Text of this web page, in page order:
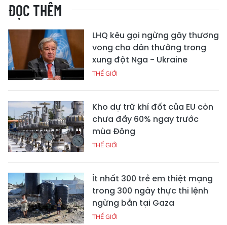
ĐỌC THÊM
LHQ kêu gọi ngừng gây thương
vong cho dân thường trong
xung đột Nga - Ukraine
THẾ GIỚI
Kho dự trữ khí đốt của EU còn
chưa đầy 60% ngay trước
mùa Đông
THẾ GIỚI
Ít nhất 300 trẻ em thiệt mạng
trong 300 ngày thực thi lệnh
ngừng bắn tại Gaza
THẾ GIỚI